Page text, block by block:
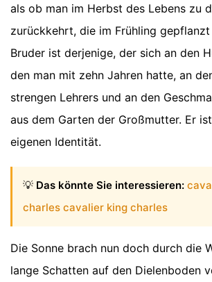
als ob man im Herbst des Lebens zu
zurückkehrt, die im Frühling
Bruder ist derjenige, der sich an den
den man mit zehn Jahren hatte, an
strengen Lehrers und an den
aus dem Garten der Großmutter. Er
eigenen Identität.
💡 Das könnte Sie interessieren:
charles cavalier king charles
Die Sonne brach nun doch durch die
lange Schatten auf den Dielenboden